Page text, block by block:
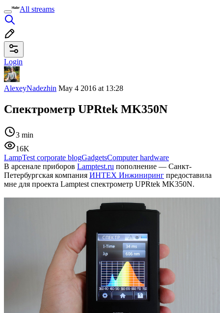
All streams
Login
AlexeyNadezhin May 4 2016 at 13:28
Спектрометр UPRtek MK350N
3 min
16K
LampTest corporate blogGadgetsComputer hardware
В арсенале приборов Lamptest.ru пополнение — Санкт-
Петербургская компания ИНТЕХ Инжиниринг предоставила
мне для проекта Lamptest спектрометр UPRtek MK350N.